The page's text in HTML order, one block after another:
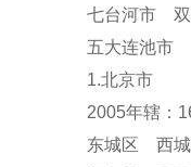
七台河市
五大连池市
1.北京市
2005年辖：
东城区 西